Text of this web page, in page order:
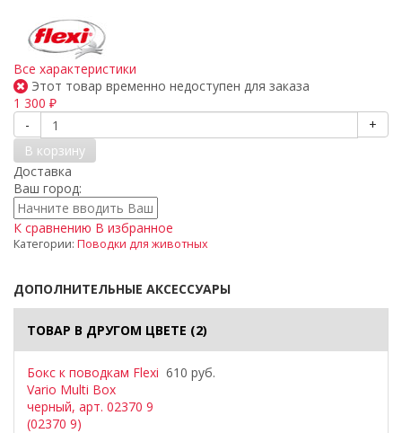
Все характеристики
Этот товар временно недоступен для заказа
1 300 ₽
-
+
В корзину
Доставка
Ваш город:
К сравнению В избранное
Категории: Поводки для животных
ДОПОЛНИТЕЛЬНЫЕ АКСЕССУАРЫ
ТОВАР В ДРУГОМ ЦВЕТЕ (2)
Бокс к поводкам Flexi
Vario Multi Box
черный, арт. 02370 9
(02370 9)
610 руб.